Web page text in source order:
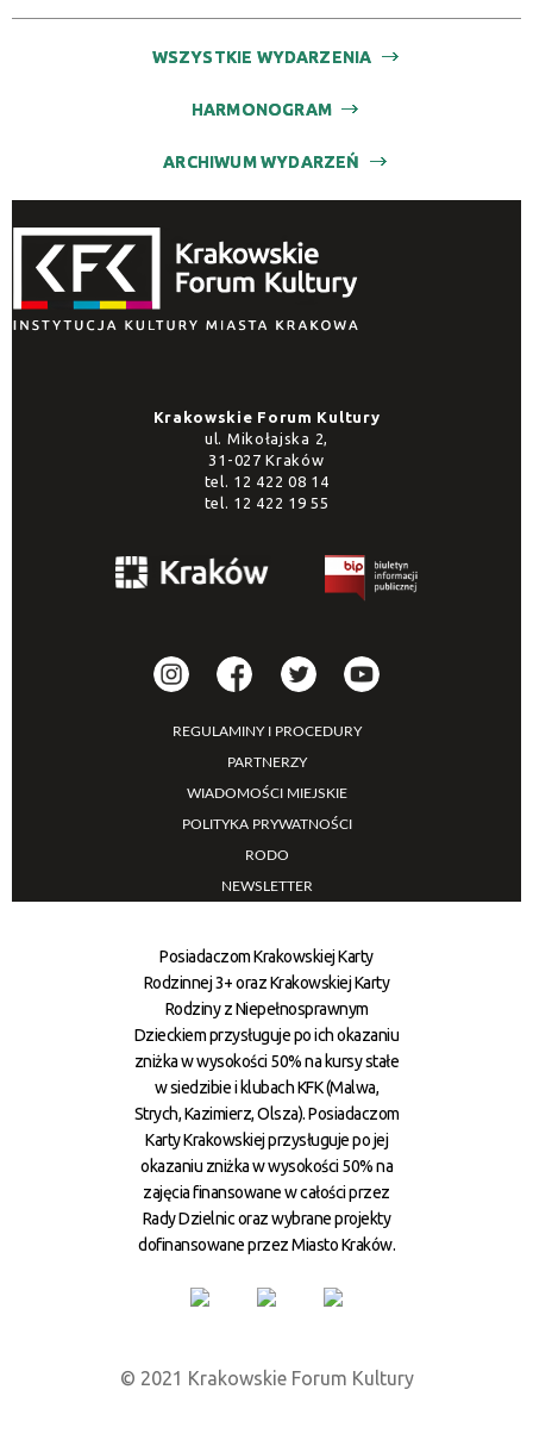
WSZYSTKIE WYDARZENIA
HARMONOGRAM
ARCHIWUM WYDARZEŃ
Krakowskie Forum Kultury
ul. Mikołajska 2,
31-027 Kraków
tel. 12 422 08 14
tel. 12 422 19 55
REGULAMINY I PROCEDURY
PARTNERZY
WIADOMOŚCI MIEJSKIE
POLITYKA PRYWATNOŚCI
RODO
NEWSLETTER
Posiadaczom Krakowskiej Karty
Rodzinnej 3+ oraz Krakowskiej Karty
Rodziny z Niepełnosprawnym
Dzieckiem przysługuje po ich okazaniu
zniżka w wysokości 50% na kursy stałe
w siedzibie i klubach KFK (Malwa,
Strych, Kazimierz, Olsza). Posiadaczom
Karty Krakowskiej przysługuje po jej
okazaniu zniżka w wysokości 50% na
zajęcia finansowane w całości przez
Rady Dzielnic oraz wybrane projekty
dofinansowane przez Miasto Kraków.
© 2021 Krakowskie Forum Kultury